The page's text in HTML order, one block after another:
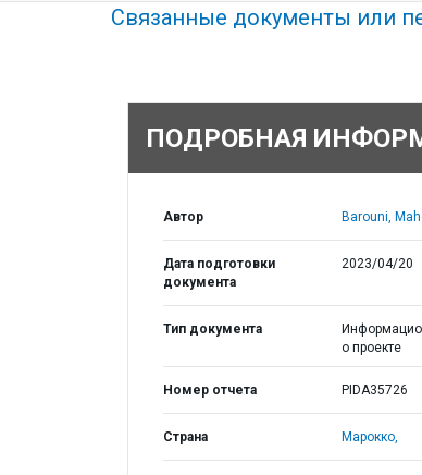
Связанные документы или
ПОДРОБНАЯ
Автор Barouni,
Дата подготовки
документа
2023/04/20
Тип документа
о проекте
Номер отчета PIDA35726
Страна Марокко,